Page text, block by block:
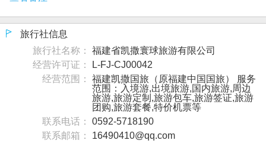
旅行社信息
旅行社名称：
福建省凯撒寰球旅游有限公司
经营许可证：
L-FJ-CJ00042
经营范围：
福建凯撒国旅（原福建中国国旅） 服务
范围：入境游,出境旅游,国内旅游,周边
旅游,旅游定制,旅游包车,旅游签证,旅游
团购,旅游套餐,特价机票等
联系电话：
0592-5718190
联系邮箱：
16490410@qq.com